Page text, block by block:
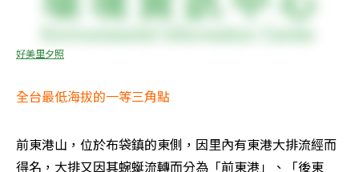
好美里夕照
全台最低海拔的一等三角點
前東港山，位於布袋鎮的東側，因里內有東港大排流經而
得名，大排又因其蜿蜒流轉而分為「前東港」、「後東